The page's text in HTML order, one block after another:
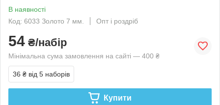
В наявності
Код: 6033 Золото 7 мм.
Опт і роздріб
54 ₴/набір
Мінімальна сума замовлення на сайті — 400 ₴
36 ₴ від 5 наборів
Купити